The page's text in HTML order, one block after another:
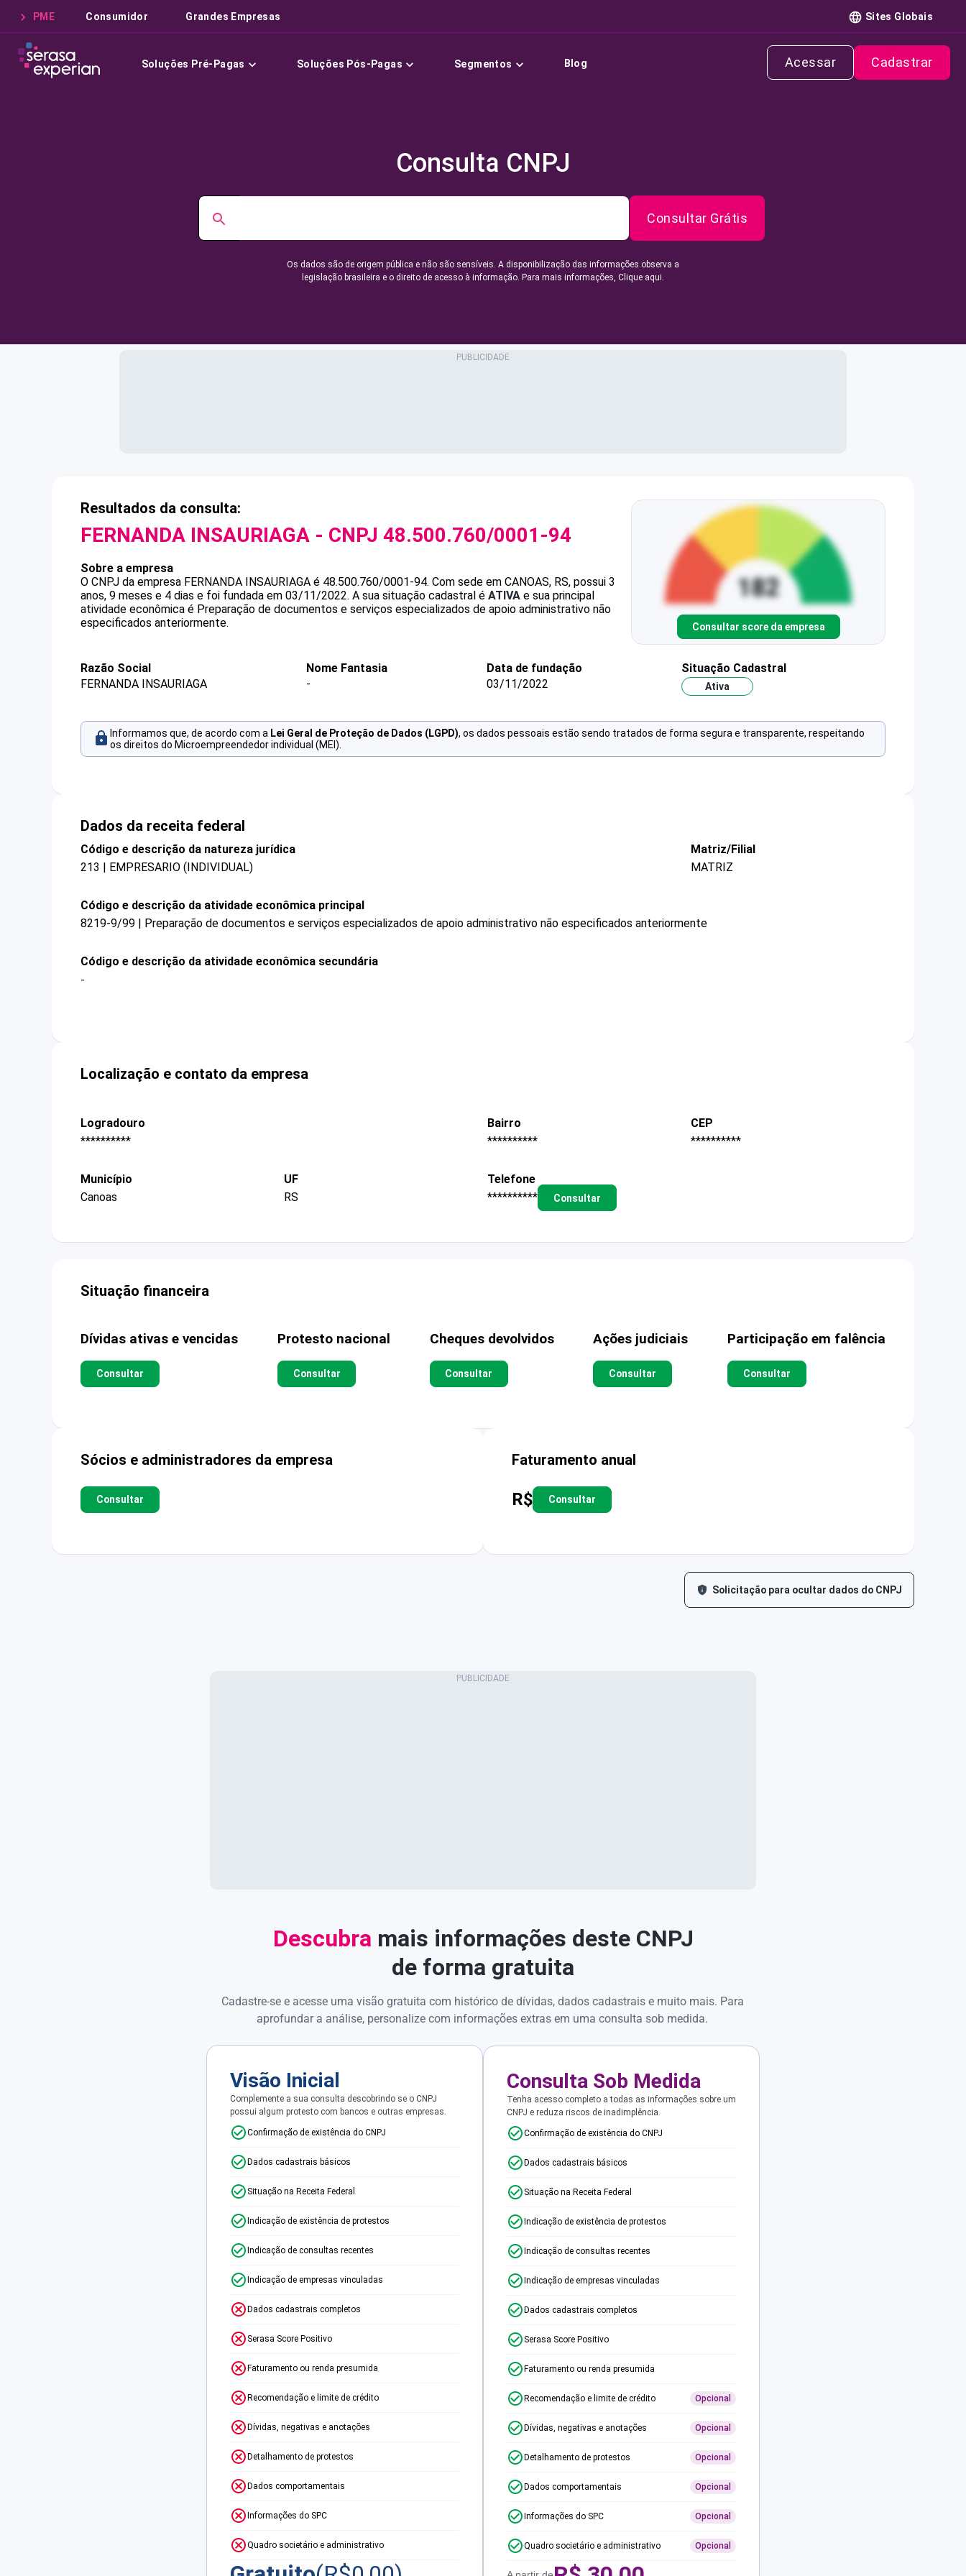
PME Consumidor Grandes Empresas Sites Globais
Soluções Pré-Pagas Soluções Pós-Pagas Segmentos Blog Acessar Cadastrar
Consulta CNPJ
Consultar Grátis
Os dados são de origem pública e não são sensíveis. A disponibilização das informações observa a
legislação brasileira e o direito de acesso à informação. Para mais informações, Clique aqui.
Resultados da consulta:
FERNANDA INSAURIAGA - CNPJ 48.500.760/0001-94
Sobre a empresa
O CNPJ da empresa FERNANDA INSAURIAGA é 48.500.760/0001-94. Com sede em CANOAS, RS, possui 3
anos, 9 meses e 4 dias e foi fundada em 03/11/2022. A sua situação cadastral é ATIVA e sua principal
atividade econômica é Preparação de documentos e serviços especializados de apoio administrativo não
especificados anteriormente.
Consultar score da empresa
Razão Social
FERNANDA INSAURIAGA
Nome Fantasia
-
Data de fundação
03/11/2022
Situação Cadastral
Ativa
Informamos que, de acordo com a Lei Geral de Proteção de Dados (LGPD), os dados pessoais estão sendo tratados de forma segura e transparente, respeitando
os direitos do Microempreendedor individual (MEI).
Dados da receita federal
Código e descrição da natureza jurídica
213 | EMPRESARIO (INDIVIDUAL)
Matriz/Filial
MATRIZ
Código e descrição da atividade econômica principal
8219-9/99 | Preparação de documentos e serviços especializados de apoio administrativo não especificados anteriormente
Código e descrição da atividade econômica secundária
-
Localização e contato da empresa
Logradouro
**********
Bairro
**********
CEP
**********
Município
Canoas
UF
RS
Telefone
**********
Consultar
Situação financeira
Dívidas ativas e vencidas
Consultar
Protesto nacional
Consultar
Cheques devolvidos
Consultar
Ações judiciais
Consultar
Participação em falência
Consultar
Sócios e administradores da empresa
Consultar
Faturamento anual
R$ Consultar
Solicitação para ocultar dados do CNPJ
Descubra mais informações deste CNPJ
de forma gratuita
Cadastre-se e acesse uma visão gratuita com histórico de dívidas, dados cadastrais e muito mais. Para
aprofundar a análise, personalize com informações extras em uma consulta sob medida.
Visão Inicial
Complemente a sua consulta descobrindo se o CNPJ
possui algum protesto com bancos e outras empresas.
Confirmação de existência do CNPJ
Dados cadastrais básicos
Situação na Receita Federal
Indicação de existência de protestos
Indicação de consultas recentes
Indicação de empresas vinculadas
Dados cadastrais completos
Serasa Score Positivo
Faturamento ou renda presumida
Recomendação e limite de crédito
Dívidas, negativas e anotações
Detalhamento de protestos
Dados comportamentais
Informações do SPC
Quadro societário e administrativo
Consulta Sob Medida
Tenha acesso completo a todas as informações sobre um
CNPJ e reduza riscos de inadimplência.
Confirmação de existência do CNPJ
Dados cadastrais básicos
Situação na Receita Federal
Indicação de existência de protestos
Indicação de consultas recentes
Indicação de empresas vinculadas
Dados cadastrais completos
Serasa Score Positivo
Faturamento ou renda presumida
Recomendação e limite de crédito Opcional
Dívidas, negativas e anotações Opcional
Detalhamento de protestos Opcional
Dados comportamentais Opcional
Informações do SPC Opcional
Quadro societário e administrativo Opcional